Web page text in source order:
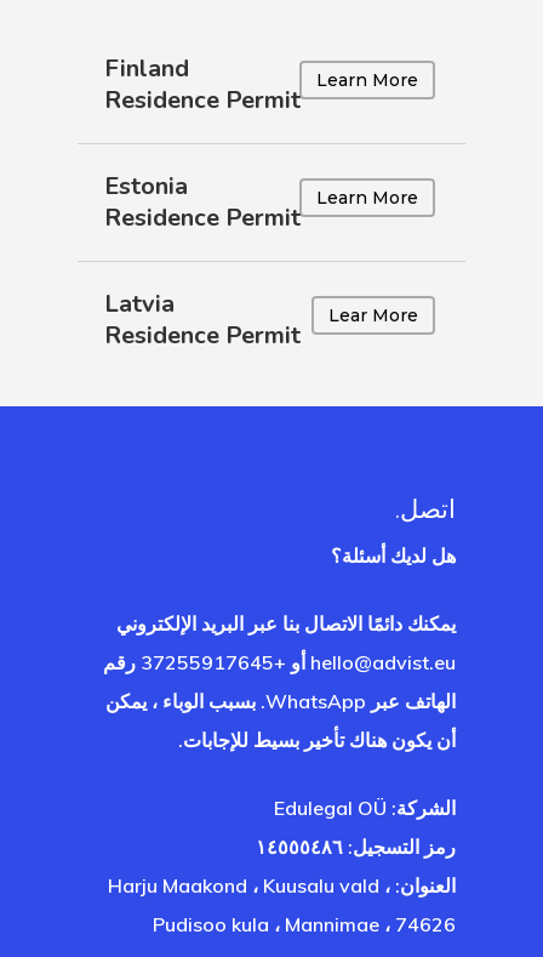
Finland
Residence Permit
Learn More
Estonia
Residence Permit
Learn More
Latvia
Residence Permit
Lear More
اتصل.
هل لديك أسئلة؟
يمكنك دائمًا الاتصال بنا عبر البريد الإلكتروني
hello@advist.eu
أو +37255917645 رقم
الهاتف عبر WhatsApp. بسبب الوباء ، يمكن
أن يكون هناك تأخير بسيط للإجابات.
الشركة: Edulegal OÜ
رمز التسجيل: ١٤٥٥٥٤٨٦
العنوان: Harju Maakond ، Kuusalu vald ،
Pudisoo kula ، Mannimae ، 74626
عن
الدفع فشلت
أسعار الوكيل
لها؟
إستونيا
في تركيا
الخروج